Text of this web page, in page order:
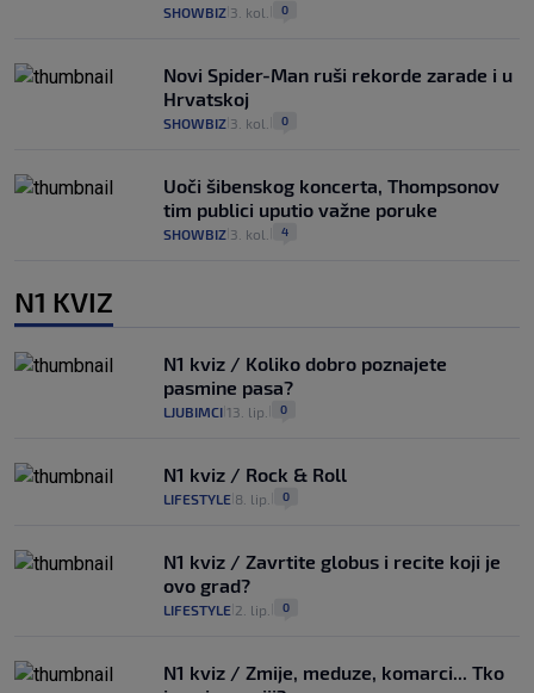
SHOWBIZ 3. kol. 0
Novi Spider-Man ruši rekorde zarade i u
Hrvatskoj
SHOWBIZ 3. kol. 0
Uoči šibenskog koncerta, Thompsonov
tim publici uputio važne poruke
SHOWBIZ 3. kol. 4
N1 KVIZ
N1 kviz / Koliko dobro poznajete
pasmine pasa?
LJUBIMCI 13. lip. 0
N1 kviz / Rock & Roll
LIFESTYLE 8. lip. 0
N1 kviz / Zavrtite globus i recite koji je
ovo grad?
LIFESTYLE 2. lip. 0
N1 kviz / Zmije, meduze, komarci... Tko